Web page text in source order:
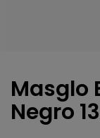
Masglo
Negro